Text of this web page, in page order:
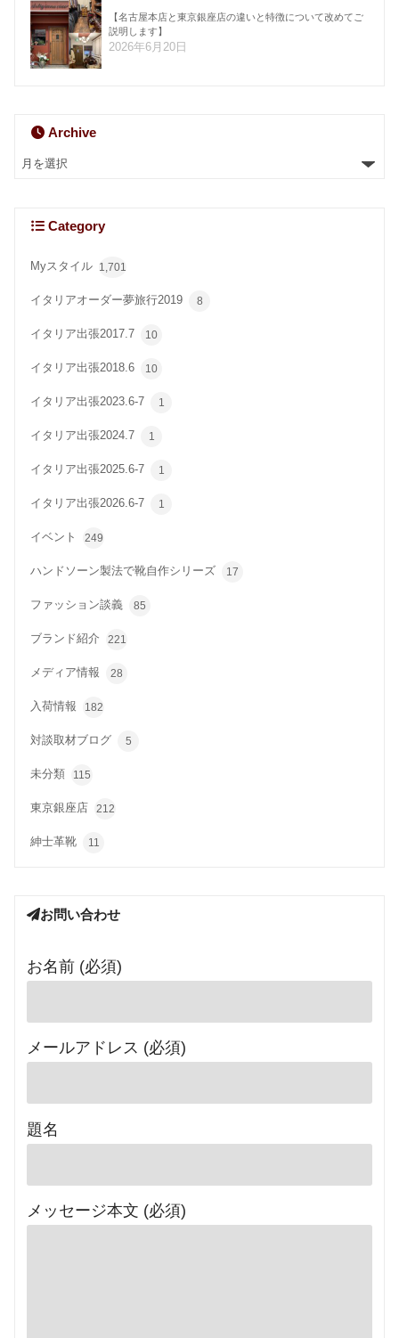
【名古屋本店と東京銀座店の違いと特徴について改めてご
説明します】
2026年6月20日
Archive
Category
Myスタイル 1,701
イタリアオーダー夢旅行2019 8
イタリア出張2017.7 10
イタリア出張2018.6 10
イタリア出張2023.6-7 1
イタリア出張2024.7 1
イタリア出張2025.6-7 1
イタリア出張2026.6-7 1
イベント 249
ハンドソーン製法で靴自作シリーズ 17
ファッション談義 85
ブランド紹介 221
メディア情報 28
入荷情報 182
対談取材ブログ 5
未分類 115
東京銀座店 212
紳士革靴 11
お問い合わせ
お名前 (必須)
メールアドレス (必須)
題名
メッセージ本文 (必須)